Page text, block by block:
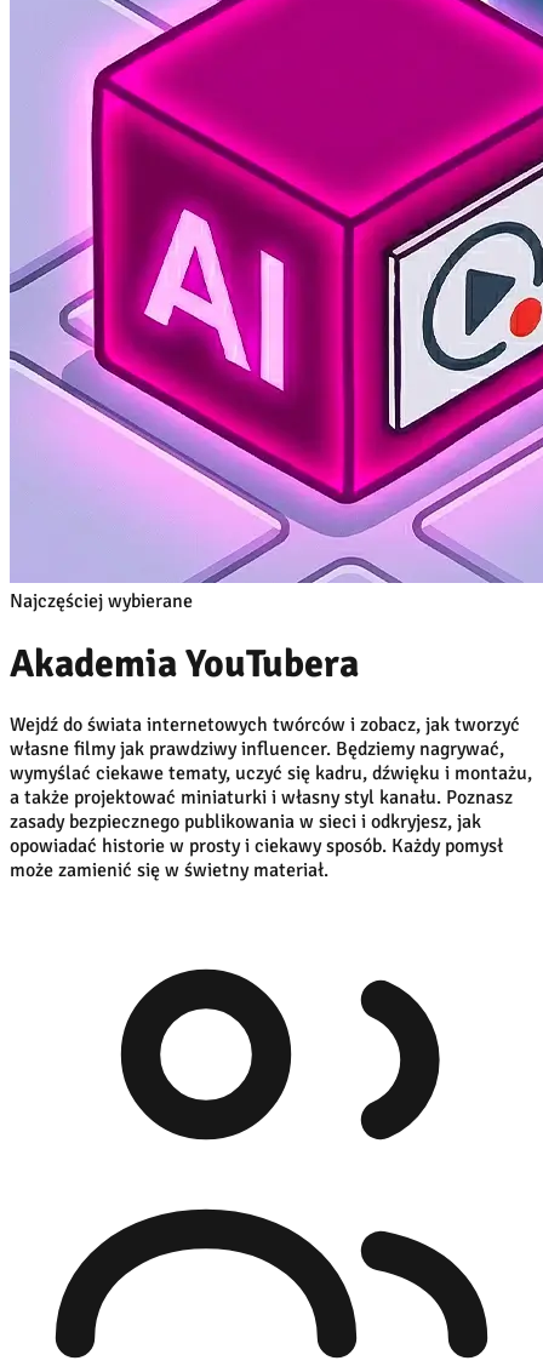
Najczęściej wybierane
Akademia YouTubera
Wejdź do świata internetowych twórców i zobacz, jak tworzyć
własne filmy jak prawdziwy influencer. Będziemy nagrywać,
wymyślać ciekawe tematy, uczyć się kadru, dźwięku i montażu,
a także projektować miniaturki i własny styl kanału. Poznasz
zasady bezpiecznego publikowania w sieci i odkryjesz, jak
opowiadać historie w prosty i ciekawy sposób. Każdy pomysł
może zamienić się w świetny materiał.